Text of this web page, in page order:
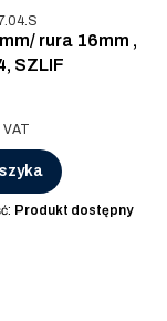
rura 16mm ,
SZLIF
VAT
Produkt dostępny